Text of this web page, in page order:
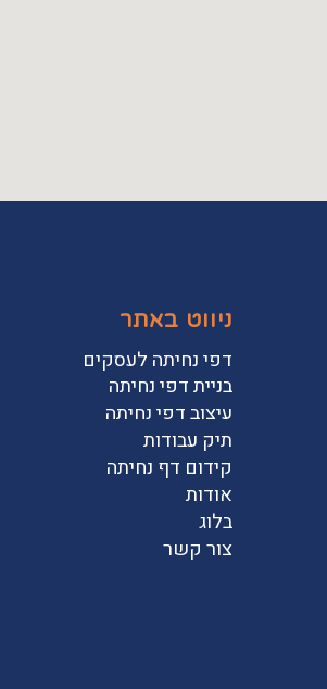
ניווט באתר
דפי נחיתה לעסקים
בניית דפי נחיתה
עיצוב דפי נחיתה
תיק עבודות
קידום דף נחיתה
אודות
בלוג
צור קשר